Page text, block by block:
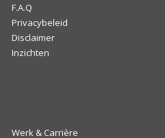
F.A.Q
Privacybeleid
Disclaimer
Inzichten
Werk & Carrière